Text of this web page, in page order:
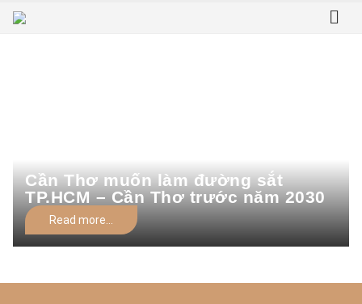
cửu long
Cần Thơ muốn làm đường sắt
TP.HCM – Cần Thơ trước năm 2030
Read more...